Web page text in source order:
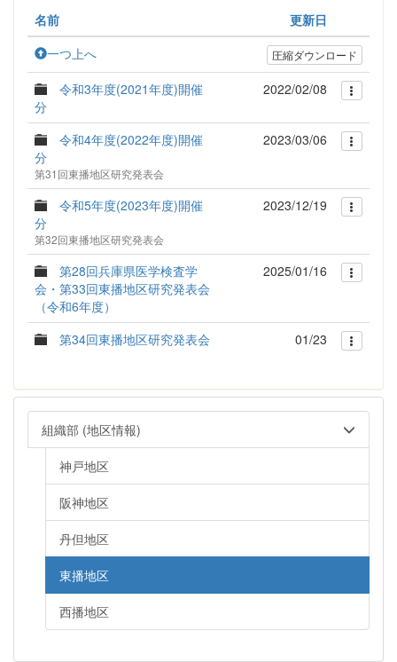
名前
更新日
一つ上へ
圧縮ダウンロード
令和3年度(2021年度)開催
分
2022/02/08
令和4年度(2022年度)開催
分
第31回東播地区研究発表会
2023/03/06
令和5年度(2023年度)開催
分
第32回東播地区研究発表会
2023/12/19
第28回兵庫県医学検査学
会・第33回東播地区研究発表会
（令和6年度）
2025/01/16
第34回東播地区研究発表会 01/23
組織部 (地区情報)
神戸地区
阪神地区
丹但地区
東播地区
西播地区